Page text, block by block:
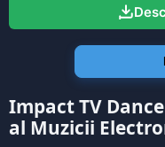
Impact TV
al Muzicii